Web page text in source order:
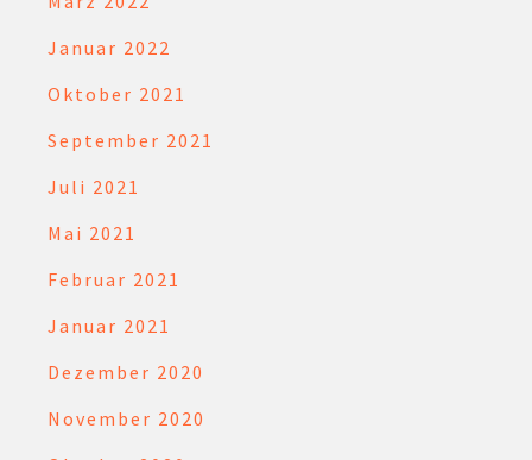
Januar 2022
Oktober 2021
September 2021
Juli 2021
Mai 2021
Februar 2021
Januar 2021
Dezember 2020
November 2020